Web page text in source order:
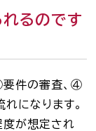
れるのです
件の審査、④
になります。
度が想定され